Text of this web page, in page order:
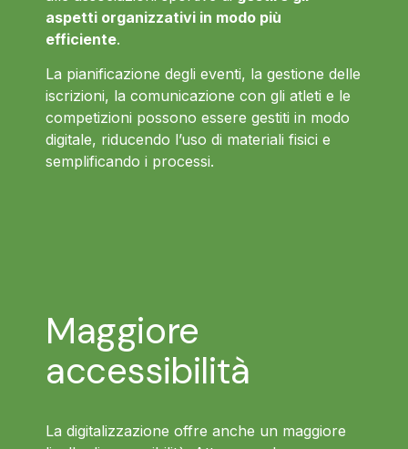
aspetti organizzativi in modo più
efficiente.
La pianificazione degli eventi, la gestione delle
iscrizioni, la comunicazione con gli atleti e le
competizioni possono essere gestiti in modo
digitale, riducendo l’uso di materiali fisici e
semplificando i processi.
Maggiore
accessibilità
La digitalizzazione offre anche un maggiore